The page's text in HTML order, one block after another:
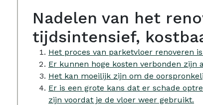
Nadelen van het
tijdsintensief,
Het proces van parketvloer renoveren
Er kunnen hoge kosten verbonden zijn
Het kan moeilijk zijn om de
Er is een grote kans dat er schade
zijn voordat je de vloer weer gebruikt.